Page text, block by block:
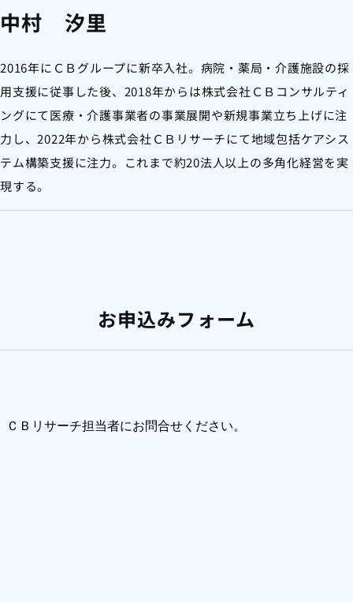
中村 汐里
2016年にＣＢグループに新卒入社。病院・薬局・介護施設の採
用支援に従事した後、2018年からは株式会社ＣＢコンサルティ
ングにて医療・介護事業者の事業展開や新規事業立ち上げに注
力し、2022年から株式会社ＣＢリサーチにて地域包括ケアシス
テム構築支援に注力。これまで約20法人以上の多角化経営を実
現する。
お申込みフォーム